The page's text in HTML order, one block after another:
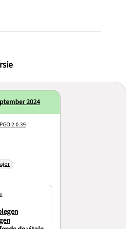
2024
2.0.39